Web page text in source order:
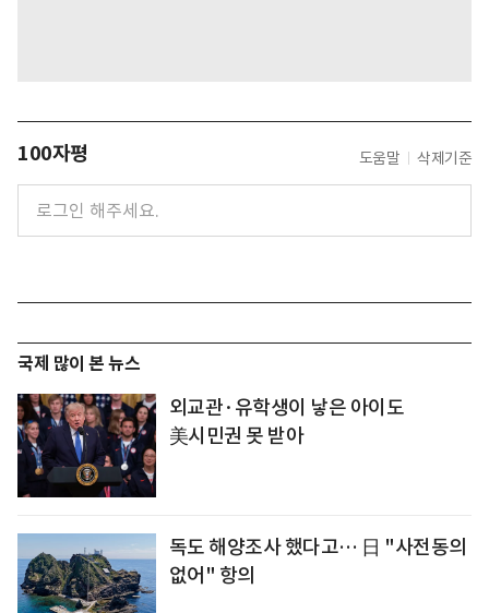
100자평 도움말 삭제기준
국제 많이 본 뉴스
외교관·유학생이 낳은 아이도
美시민권 못 받아
독도 해양조사 했다고… 日 "사전동의
없어" 항의